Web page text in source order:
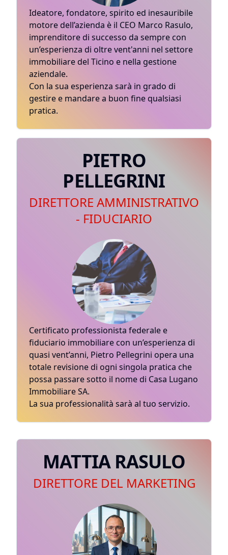
Ideatore, fondatore, spirito ed inesauribile
motore dell’azienda è il CEO Marco Rasulo,
imprenditore di successo da sempre con
un’esperienza di oltre vent'anni nel settore
immobiliare del Ticino e nella gestione
aziendale.
Con la sua esperienza sarà in grado di
gestire e mandare a buon fine qualsiasi
pratica.
PIETRO
PELLEGRINI
DIRETTORE AMMINISTRATIVO
- FIDUCIARIO
Certificato professionista federale e
fiduciario immobiliare con un’esperienza di
quasi vent’anni, Pietro Pellegrini opera una
totale revisione di ogni singola pratica che
possa passare sotto il nome di Casa Lugano
Immobiliare SA.
La sua professionalità sarà al tuo servizio.
MATTIA RASULO
DIRETTORE DEL MARKETING